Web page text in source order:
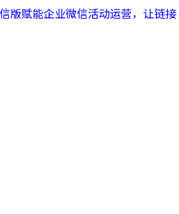
版赋能企业微信活动运营，让链接